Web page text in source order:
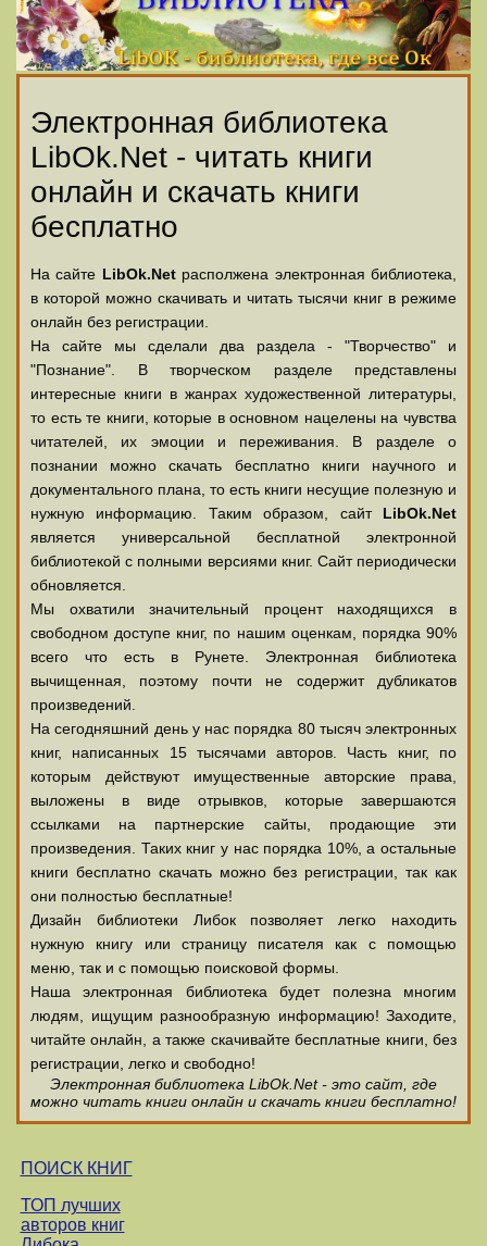
Электронная библиотека
LibOk.Net - читать книги
онлайн и скачать книги
бесплатно
На сайте LibOk.Netрасполжена электронная библиотека,
в которой можно скачивать и читать тысячи книг в режиме
онлайн без регистрации.
На сайте мы сделали два раздела - "Творчество" и
"Познание". В творческом разделе представлены
интересные книги в жанрах художественной литературы,
то есть те книги, которые в основном нацелены на чувства
читателей, их эмоции и переживания. В разделе о
познании можно скачать бесплатно книги научного и
документального плана, то есть книги несущие полезную и
нужную информацию. Таким образом, сайт LibOk.Net
является универсальной бесплатной электронной
библиотекой с полными версиями книг. Сайт периодически
обновляется.
Мы охватили значительный процент находящихся в
свободном доступе книг, по нашим оценкам, порядка 90%
всего что есть в Рунете. Электронная библиотека
вычищенная, поэтому почти не содержит дубликатов
произведений.
На сегодняшний день у нас порядка 80 тысяч электронных
книг, написанных 15 тысячами авторов. Часть книг, по
которым действуют имущественные авторские права,
выложены в виде отрывков, которые завершаются
ссылками на партнерские сайты, продающие эти
произведения. Таких книг у нас порядка 10%, а остальные
книги бесплатно скачать можно без регистрации, так как
они полностью бесплатные!
Дизайн библиотеки Либок позволяет легко находить
нужную книгу или страницу писателя как с помощью
меню, так и с помощью поисковой формы.
Наша электронная библиотека будет полезна многим
людям, ищущим разнообразную информацию! Заходите,
читайте онлайн, а также скачивайте бесплатные книги, без
регистрации, легко и свободно!
Электронная библиотека LibOk.Net - это сайт, где
можно читать книги онлайн и скачать книги бесплатно!
ПОИСК КНИГ
ТОП лучших
авторов книг